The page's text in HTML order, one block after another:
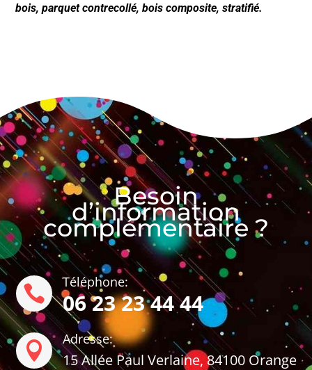
bois, parquet contrecollé, bois composite, stratifié.
Besoin
d’information
complémentaire ?

Téléphone:
06 23 23 44 44

Adresse:
15 Allée Paul Verlaine, 84100 Orange